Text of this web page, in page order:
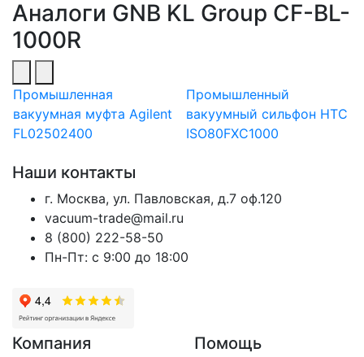
Аналоги GNB KL Group CF-BL-
1000R
Промышленная
вакуумная муфта Agilent
FL02502400
Промышленный
вакуумный сильфон HTC
ISO80FXC1000
Наши контакты
г. Москва, ул. Павловская, д.7 оф.120
vacuum-trade@mail.ru
8 (800) 222-58-50
Пн-Пт: с 9:00 до 18:00
Компания Помощь